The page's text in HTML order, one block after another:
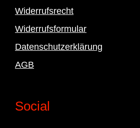
Widerrufsrecht
Widerrufsformular
Datenschutzerklärung
AGB
Social